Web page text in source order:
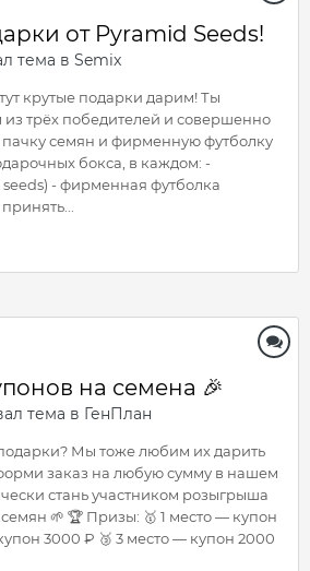
от Pyramid Seeds!
тема в Semix
крутые подарки дарим! Ты
трёх победителей и совершенно
пачку семян и фирменную футболку
бокса, в каждом: -
- фирменная футболка
на семена 🎉
тема в ГенПлан
Мы тоже любим их дарить
заказ на любую сумму в нашем
стань участником розыгрыша
🌱 🏆 Призы: 🥇 1 место — купон
3000 ₽ 🥉 3 место — купон 2000